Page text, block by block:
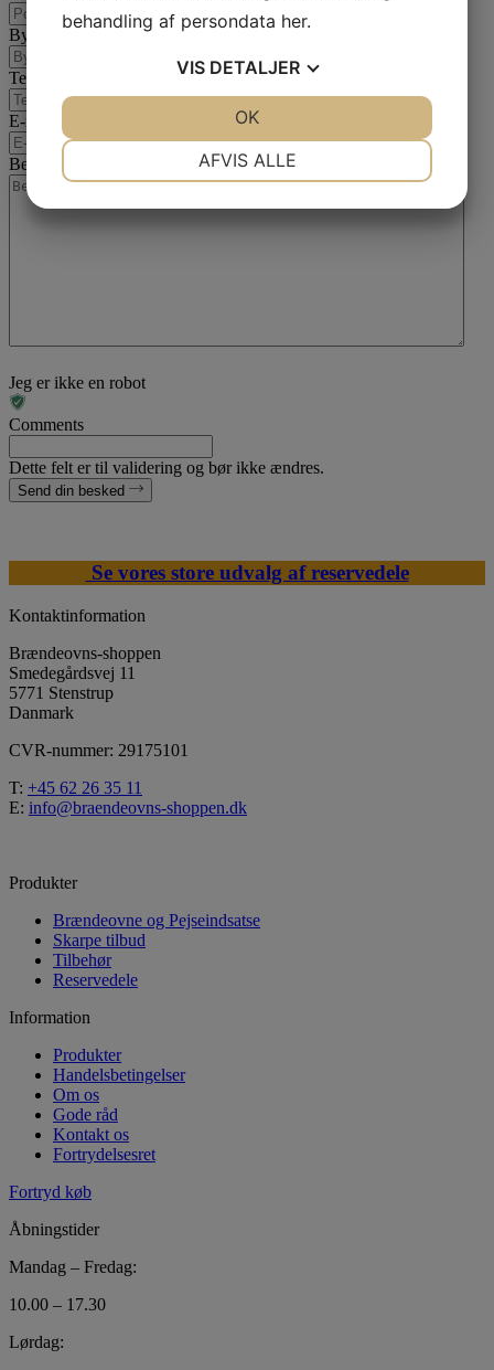
By
Telefon
E-mail
Besked
Jeg er ikke en robot
Comments
Dette felt er til validering og bør ikke ændres.
Send din besked
Se vores store udvalg af reservedele
Kontaktinformation
Brændeovns-shoppen
Smedegårdsvej 11
5771 Stenstrup
Danmark
CVR-nummer: 29175101
T: +45 62 26 35 11
E: info@braendeovns-shoppen.dk
Produkter
Brændeovne og Pejseindsatse
Skarpe tilbud
Tilbehør
Reservedele
Information
Produkter
Handelsbetingelser
Om os
Gode råd
Kontakt os
Fortrydelsesret
Fortryd køb
Åbningstider
Mandag – Fredag:
10.00 – 17.30
Lørdag:
behandling af persondata her.
VIS DETALJER
AFVIS ALLE
OK